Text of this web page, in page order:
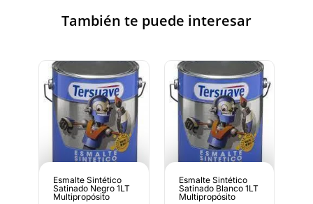
También te puede interesar
Esmalte Sintético
Satinado Negro 1LT
Multipropósito
Esmalte Sintético
Satinado Blanco 1LT
Multipropósito